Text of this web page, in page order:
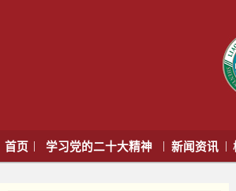
首页 | 学习党的二十大精神 | 新闻资讯 |